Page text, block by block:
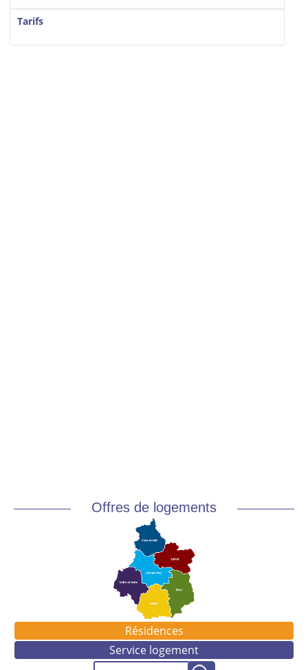
Tarifs
Offres de logements
Résidences
Service logement